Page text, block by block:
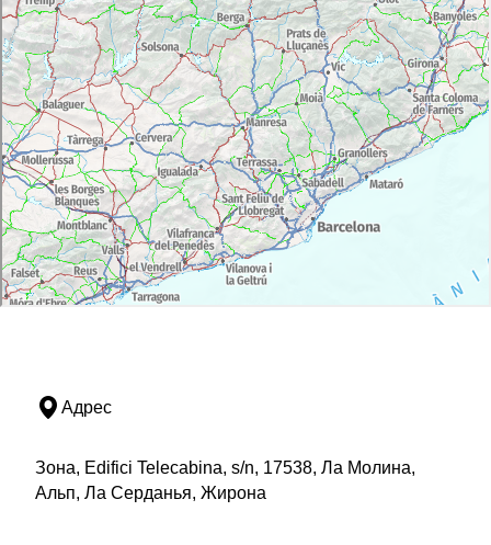
Адрес
Зона, Edifici Telecabina, s/n, 17538, Ла Молина,
Альп, Ла Серданья, Жирона